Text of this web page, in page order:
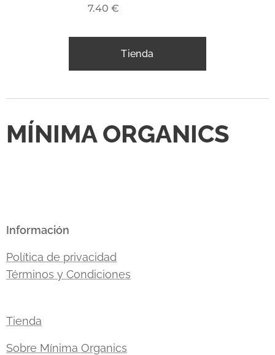
7.40 €
Tienda
MÍNIMA ORGANICS
Información
Política de privacidad
Términos y Condiciones
Tienda
Sobre Mínima Organics